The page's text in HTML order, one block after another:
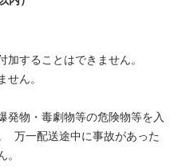
することはできません。
せん。
発物・毒劇物等の危険物等を入
万一配送途中に事故があった